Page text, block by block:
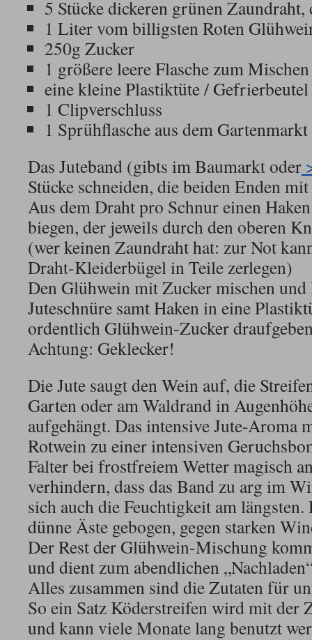
5 Stücke dickeren grünen Zaundraht,
1 Liter vom billigsten Roten
250g Zucker
1 größere leere Flasche zum Mischen
eine kleine Plastiktüte / Gefrierbeutel
1 Clipverschluss
1 Sprühflasche aus dem Gartenmarkt
Das Juteband (gibts im Baumarkt oder
Stücke schneiden, die beiden Enden
Aus dem Draht pro Schnur einen
biegen, der jeweils durch den oberen
(wer keinen Zaundraht hat: zur Not
Draht-Kleiderbügel in Teile zerlegen)
Den Glühwein mit Zucker mischen
Juteschnüre samt Haken in eine
ordentlich Glühwein-Zucker
Achtung: Geklecker!
Die Jute saugt den Wein auf, die
Garten oder am Waldrand in
aufgehängt. Das intensive Jute-Aroma
Rotwein zu einer intensiven
Falter bei frostfreiem Wetter magisch
verhindern, dass das Band zu arg im
sich auch die Feuchtigkeit am
dünne Äste gebogen, gegen starken
Der Rest der Glühwein-Mischung
und dient zum abendlichen
Alles zusammen sind die Zutaten für
So ein Satz Köderstreifen wird mit der
und kann viele Monate lang benutzt